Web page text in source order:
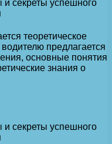
теоретическое
предлагается
основные понятия
знания о